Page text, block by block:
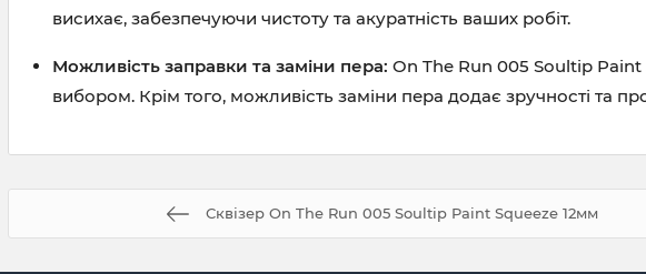
висихає, забезпечуючи чистоту та акуратність ваших робіт.
Можливість заправки та заміни пера: On The Run 005 Soultip
вибором. Крім того, можливість заміни пера додає зручності та
Сквізер On The Run 005 Soultip Paint Squeeze 12мм